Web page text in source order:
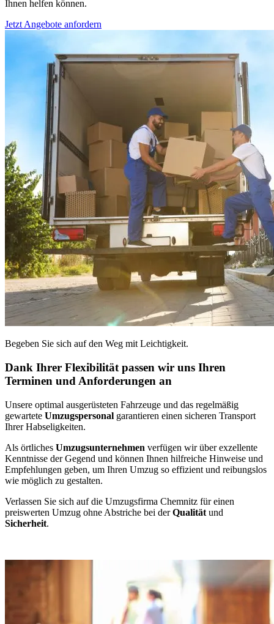
Ihnen helfen können.
Jetzt Angebote anfordern
Begeben Sie sich auf den Weg mit Leichtigkeit.
Dank Ihrer Flexibilität passen wir uns Ihren
Terminen und Anforderungen an
Unsere optimal ausgerüsteten Fahrzeuge und das regelmäßig
gewartete Umzugspersonal garantieren einen sicheren Transport
Ihrer Habseligkeiten.
Als örtliches Umzugsunternehmen verfügen wir über exzellente
Kenntnisse der Gegend und können Ihnen hilfreiche Hinweise und
Empfehlungen geben, um Ihren Umzug so effizient und reibungslos
wie möglich zu gestalten.
Verlassen Sie sich auf die Umzugsfirma Chemnitz für einen
preiswerten Umzug ohne Abstriche bei derQualität und
Sicherheit.